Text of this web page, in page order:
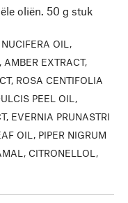
oliën. 50 g stuk
OIL,
EXTRACT,
ROSA CENTIFOLIA
PEEL OIL,
EVERNIA PRUNASTRI
OIL, PIPER NIGRUM
CITRONELLOL,